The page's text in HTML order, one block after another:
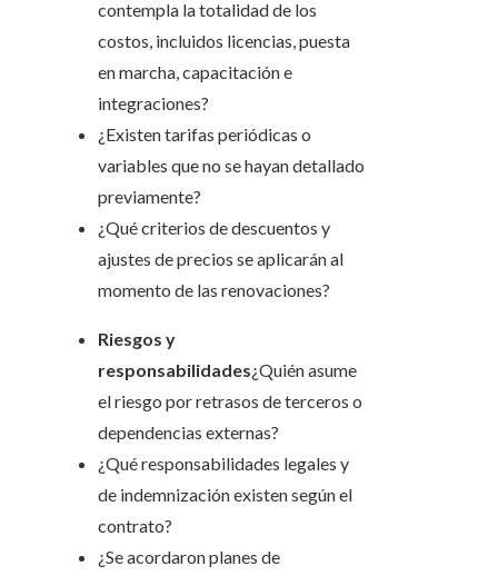
contempla la totalidad de los
costos, incluidos licencias, puesta
en marcha, capacitación e
integraciones?
¿Existen tarifas periódicas o
variables que no se hayan detallado
previamente?
¿Qué criterios de descuentos y
ajustes de precios se aplicarán al
momento de las renovaciones?
Riesgos y
responsabilidades¿Quién asume
el riesgo por retrasos de terceros o
dependencias externas?
¿Qué responsabilidades legales y
de indemnización existen según el
contrato?
¿Se acordaron planes de